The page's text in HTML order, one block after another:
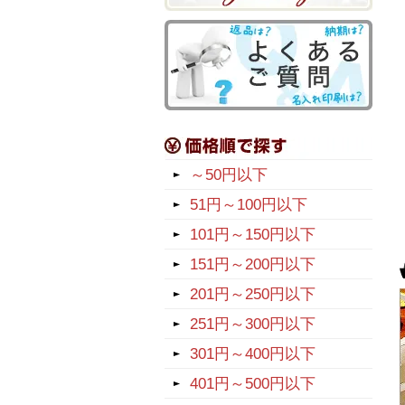
～50円以下
51円～100円以下
101円～150円以下
151円～200円以下
201円～250円以下
251円～300円以下
301円～400円以下
401円～500円以下